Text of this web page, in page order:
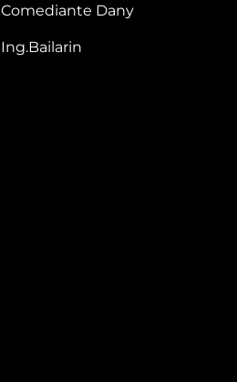
Comediante Dany
Ing.Bailarin